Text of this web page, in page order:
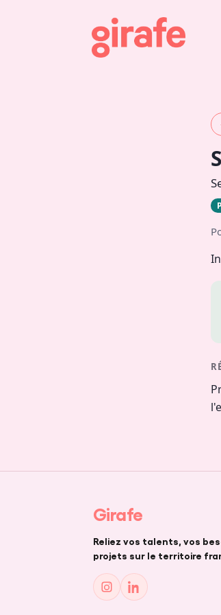
Girafe
Reliez vos talents, vos
projets sur le territoire